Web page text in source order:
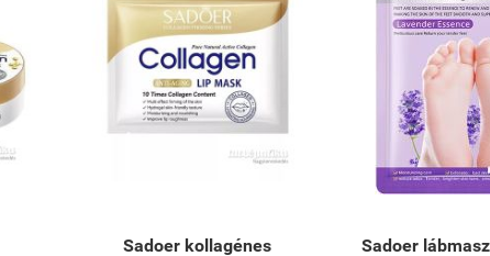
Sadoer kollagénes
Sadoer